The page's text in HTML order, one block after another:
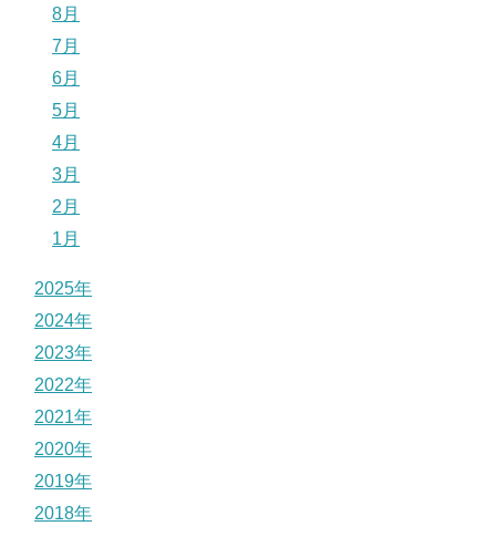
8月
7月
6月
5月
4月
3月
2月
1月
2025年
2024年
2023年
2022年
2021年
2020年
2019年
2018年